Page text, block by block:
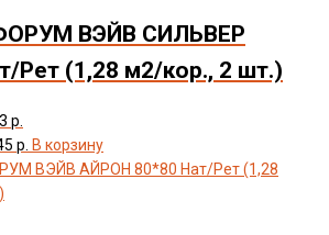
ВЭЙВ СИЛЬВЕР
Рет (1,28 м2/кор., 2 шт.)
р.
р. В корзину